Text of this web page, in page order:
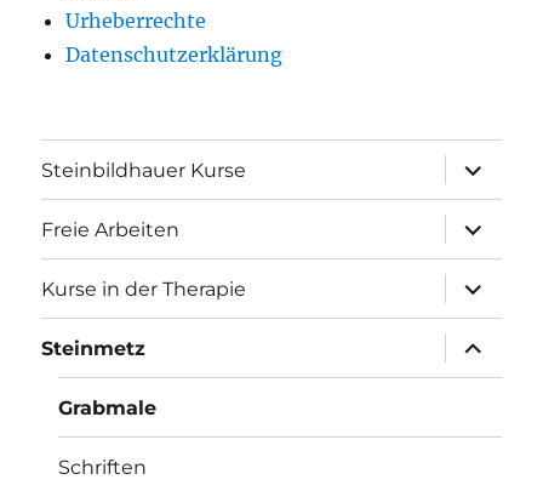
Urheberrechte
Datenschutzerklärung
Steinbildhauer Kurse
anzeigen
Freie Arbeiten
anzeigen
Kurse in der Therapie
anzeigen
Steinmetz
anzeigen
Grabmale
Schriften